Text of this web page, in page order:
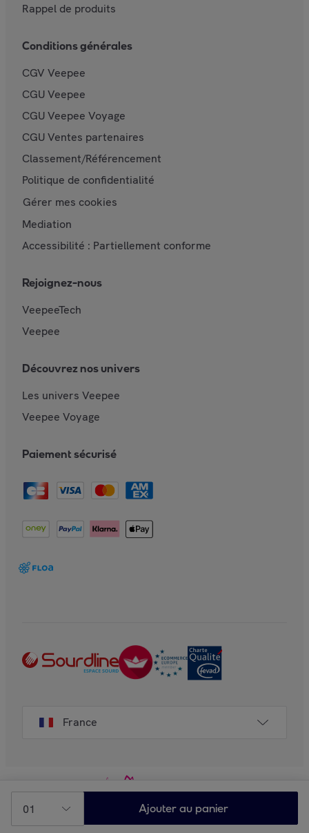
01 Ajouter au panier
Rappel de produits
Conditions générales
CGV Veepee
CGU Veepee
CGU Veepee Voyage
CGU Ventes partenaires
Classement/Référencement
Politique de confidentialité
Gérer mes cookies
Mediation
Accessibilité : Partiellement conforme
Rejoignez-nous
VeepeeTech
Veepee
Découvrez nos univers
Les univers Veepee
Veepee Voyage
Paiement sécurisé
France